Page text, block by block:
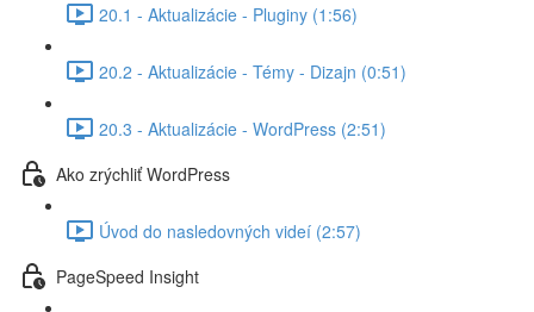
20.1 - Aktualizácie - Pluginy (1:56)
20.2 - Aktualizácie - Témy - Dizajn (0:51)
20.3 - Aktualizácie - WordPress (2:51)
Ako zrýchliť WordPress
Úvod do nasledovných videí (2:57)
PageSpeed Insight